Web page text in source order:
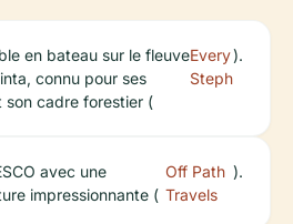
en bateau sur le fleuve
connu pour ses
son cadre forestier (
Every
Steph
).
avec une
impressionnante (
Off Path
Travels
).